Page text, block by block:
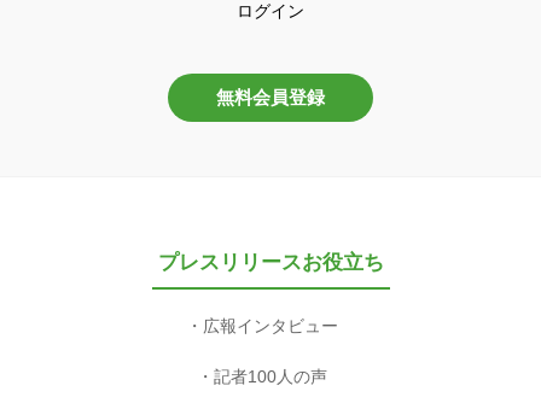
ログイン
無料会員登録
プレスリリースお役立ち
広報インタビュー
記者100人の声